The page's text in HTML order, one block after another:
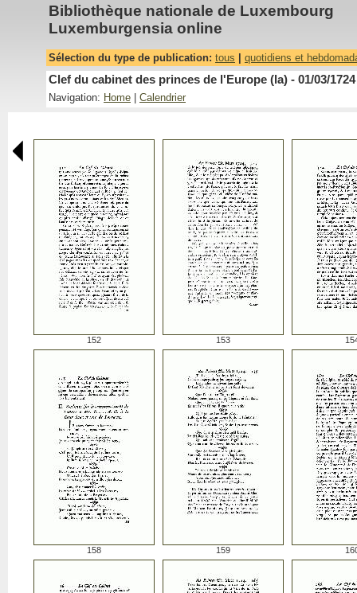
Bibliothèque nationale de Luxembourg
Luxemburgensia online
Sélection du type de publication: tous quotidiens et
Clef du cabinet des princes de l'Europe (la) - 01/03/1724
Navigation: Home Calendrier
152 153
158 159